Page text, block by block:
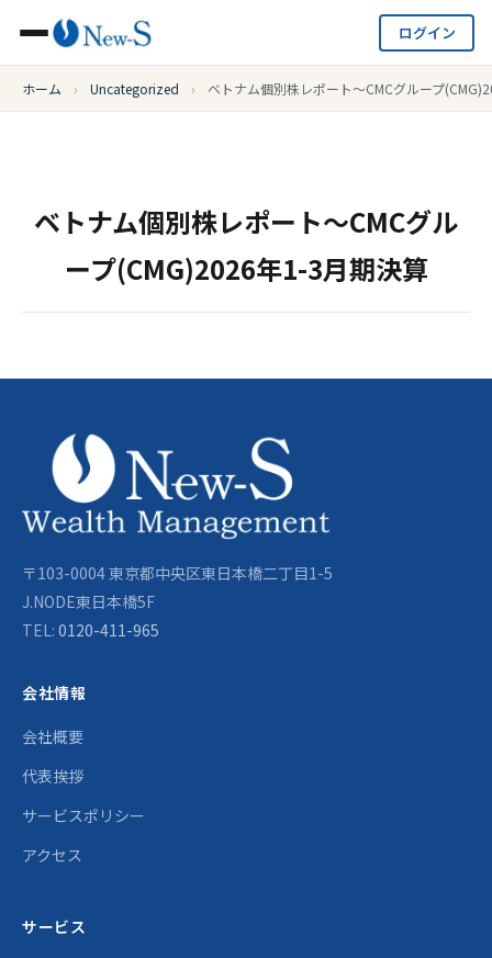
ログイン
ホーム › Uncategorized › ベトナム個別株レポート～CMCグループ
ベトナム個別株レポート～CMCグル
ープ(CMG)2026年1-3月期決算
〒103-0004 東京都中央区東日本橋二丁目1-5
J.NODE東日本橋5F
TEL: 0120-411-965
会社情報
会社概要
代表挨拶
サービスポリシー
アクセス
サービス